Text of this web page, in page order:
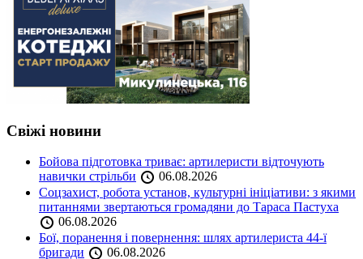
Свіжі новини
Бойова підготовка триває: артилеристи відточують
навички стрільби
06.08.2026
Соцзахист, робота установ, культурні ініціативи: з якими
питаннями звертаються громадяни до Тараса Пастуха
06.08.2026
Бої, поранення і повернення: шлях артилериста 44-ї
бригади
06.08.2026